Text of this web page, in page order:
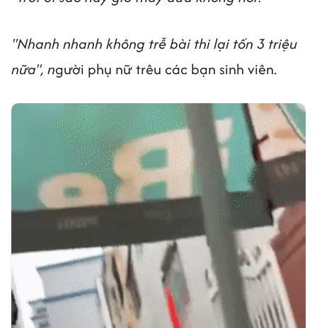
"Nhanh nhanh không trễ bài thi lại tốn 3 triệu
nữa", người phụ nữ trêu các bạn sinh viên.